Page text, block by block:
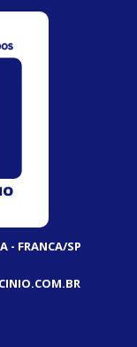
- FRANCA/SP